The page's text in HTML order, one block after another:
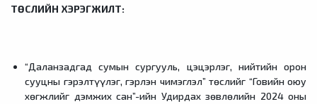
ТӨСЛИЙН ХЭРЭГЖИЛТ:
“Даланзадгад сумын сургууль, цэцэрлэг, нийтийн орон
сууцны гэрэлтүүлэг, гэрлэн чимэглэл” төслийг “Говийн оюу
хөгжлийг дэмжих сан”-ийн Удирдах зөвлөлийн 2024 оны